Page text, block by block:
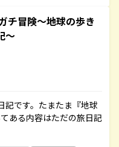
チ冒険～地球の歩き
～
記です。たまたま『地球
ある内容はただの旅日記